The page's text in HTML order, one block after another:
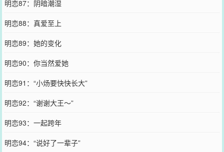
明恋87：阴暗潮湿
明恋88：真爱至上
明恋89：她的变化
明恋90：你当然爱她
明恋91：“小炀要快快长大”
明恋92：“谢谢大王～”
明恋93：一起跨年
明恋94：“说好了一辈子”